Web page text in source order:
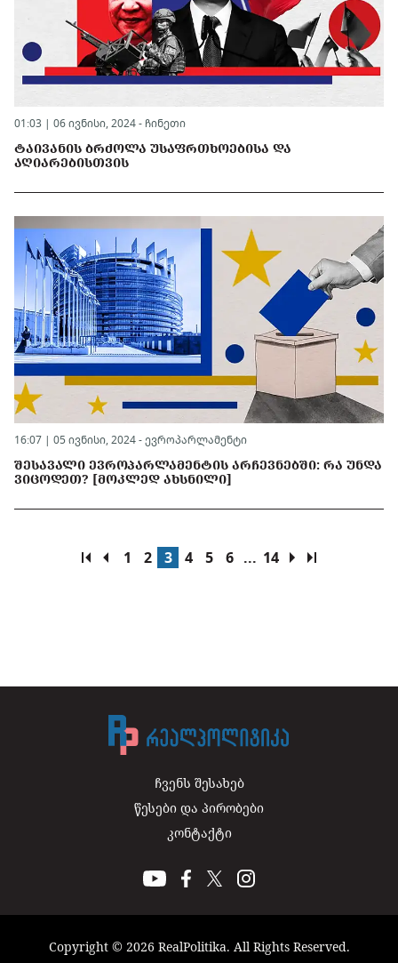
01:03 | 06 ივნისი, 2024 - ჩინეთი
ᲢᲐᲘᲕᲐᲜᲘᲡ ᲑᲠᲫᲝᲚᲐ ᲣᲡᲐᲤᲠᲗᲮᲝᲔᲑᲘᲡᲐ ᲓᲐ
ᲐᲦᲘᲐᲠᲔᲑᲘᲡᲗᲕᲘᲡ
16:07 | 05 ივნისი, 2024 - ევროპარლამენტი
ᲨᲔᲡᲐᲕᲐᲚᲘ ᲔᲕᲠᲝᲞᲐᲠᲚᲐᲛᲔᲜᲢᲘᲡ ᲐᲠᲩᲔᲕᲜᲔᲑᲨᲘ: ᲠᲐ ᲣᲜᲓᲐ
ᲕᲘᲪᲝᲓᲔᲗ? [ᲛᲝᲙᲚᲔᲓ ᲐᲮᲡᲜᲘᲚᲘ]
1 2 3 4 5 6 ... 14
ჩვენს შესახებ
წესები და პირობები
კონტაქტი
Copyright © 2026 RealPolitika. All Rights Reserved.